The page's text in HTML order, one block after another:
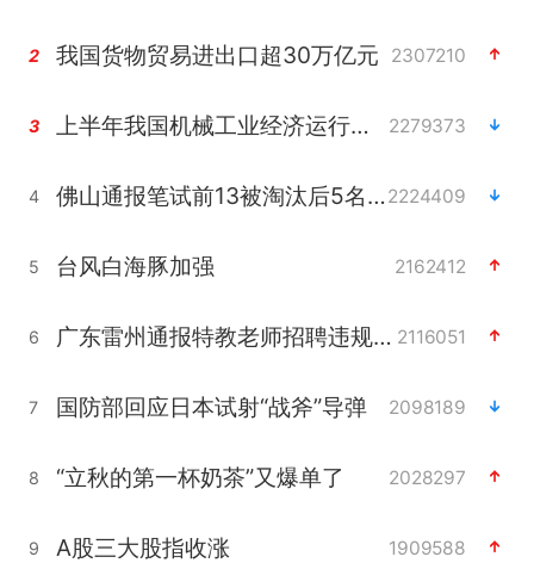
2 我国货物贸易进出口超30万亿元 2307210
3 上半年我国机械工业经济运行稳中有进 2279373
4 佛山通报笔试前13被淘汰后5名进体检2224409
5 台风白海豚加强 2162412
6 广东雷州通报特教老师招聘违规事件 2116051
7 国防部回应日本试射“战斧”导弹 2098189
8 “立秋的第一杯奶茶”又爆单了 2028297
9 A股三大股指收涨 1909588